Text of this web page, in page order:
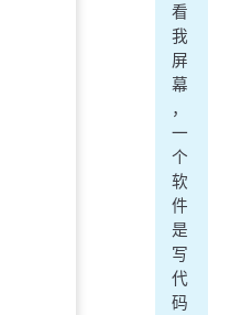
看
我
屏
幕
，
一
个
软
件
是
写
代
码